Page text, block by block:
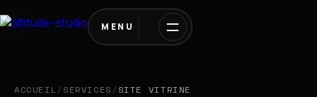
MENU
ACCUEIL/ SERVICES / SITE VITRINE